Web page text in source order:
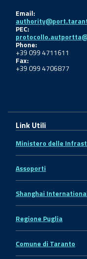
Email:
PEC:
Phone:
+39 099 4711611
Fax:
+39 099 4706877
Link Utili
Ministero delle
Assoporti
Shanghai
Regione Puglia
Comune di Taranto